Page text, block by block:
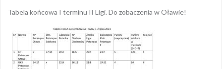
Tabela końcowa I terminu II Ligi. Do zobaczenia w Oławie!